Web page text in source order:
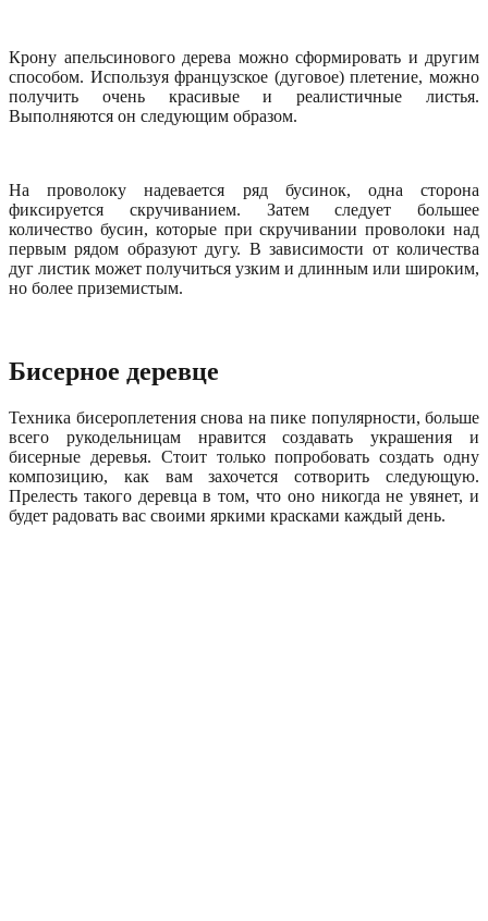
Крону апельсинового дерева можно сформировать и другим
способом. Используя французское (дуговое) плетение, можно
получить очень красивые и реалистичные листья.
Выполняются он следующим образом.
На проволоку надевается ряд бусинок, одна сторона
фиксируется скручиванием. Затем следует большее
количество бусин, которые при скручивании проволоки над
первым рядом образуют дугу. В зависимости от количества
дуг листик может получиться узким и длинным или широким,
но более приземистым.
Бисерное деревце
Техника бисероплетения снова на пике популярности, больше
всего рукодельницам нравится создавать украшения и
бисерные деревья. Стоит только попробовать создать одну
композицию, как вам захочется сотворить следующую.
Прелесть такого деревца в том, что оно никогда не увянет, и
будет радовать вас своими яркими красками каждый день.